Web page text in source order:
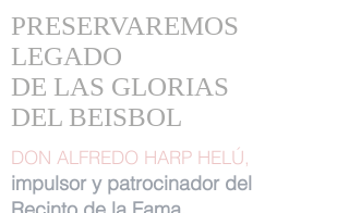
PRESERVAREMOS
LEGADO
DE LAS GLORIAS
DEL BEISBOL
DON ALFREDO HARP HELÚ,
impulsor y patrocinador del